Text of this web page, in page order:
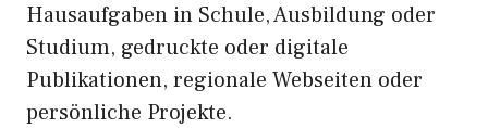
Hausaufgaben in Schule, Ausbildung oder
Studium, gedruckte oder digitale
Publikationen, regionale Webseiten oder
persönliche Projekte.